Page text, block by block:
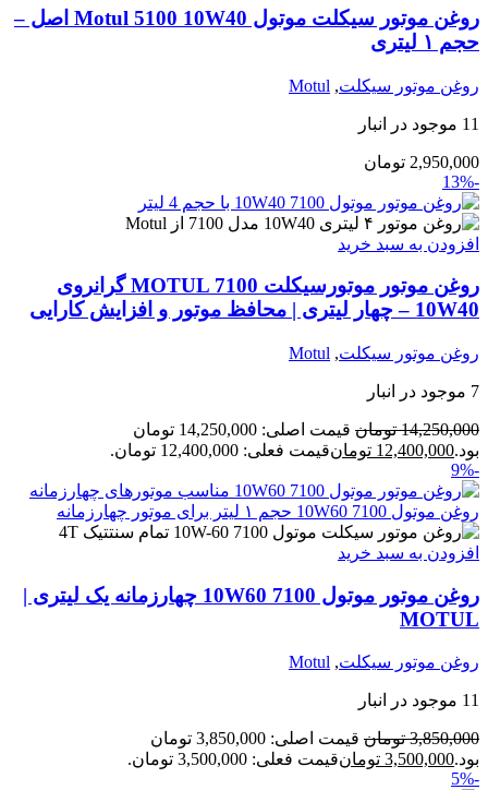
روغن موتور سیکلت موتول Motul 5100 10W40 اصل –
حجم ۱ لیتری
روغن موتور سیکلت,
Motul
11 موجود در انبار
2,950,000 تومان
-13%
افزودن به سبد خرید
روغن موتور موتورسیکلت MOTUL 7100 گرانروی
10W40 – چهار لیتری | محافظ موتور و افزایش کارایی
روغن موتور سیکلت,
Motul
7 موجود در انبار
14,250,000 تومان
قیمت اصلی: 14,250,000 تومان
بود.12,400,000 تومانقیمت فعلی: 12,400,000 تومان.
-9%
افزودن به سبد خرید
روغن موتور موتول 7100 10W60 چهارزمانه یک لیتری |
MOTUL
روغن موتور سیکلت,
Motul
11 موجود در انبار
3,850,000 تومان
قیمت اصلی: 3,850,000 تومان
بود.3,500,000 تومانقیمت فعلی: 3,500,000 تومان.
-5%